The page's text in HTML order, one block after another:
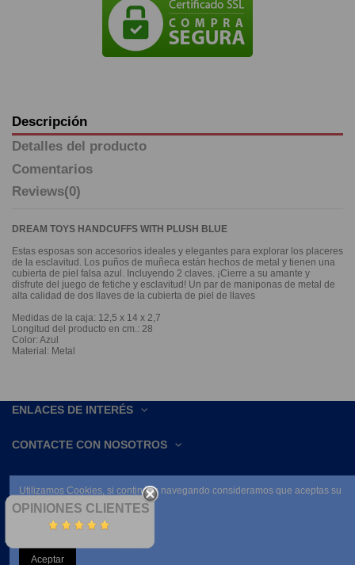
Descripción
Detalles del producto
Comentarios
Reviews(0)
DREAM TOYS HANDCUFFS WITH PLUSH BLUE
Estas esposas son accesorios ideales y elegantes para explorar los placeres
de la esclavitud. Los puños de muñeca están hechos de metal y tienen una
cubierta de piel falsa azul. Incluyendo 2 claves. ¡Cierre a su amante y
disfrute del juego de fetiche y esclavitud! Un par de maniponas de metal de
alta calidad de dos llaves de la cubierta de piel de llaves
Medidas de la caja: 12,5 x 14 x 2,7
Longitud del producto en cm.: 28
Color: Azul
Material: Metal
ENLACES DE INTERÉS
CONTACTE CON NOSOTROS
OPINIONES CLIENTES
NEWSLETTER
Utilizamos Cookies, si continúas navegando consideramos que aceptas su
uso.
Leer condiciones
Aceptar